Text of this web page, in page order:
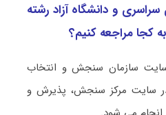
و دانشگاه آزاد رشته
کجا مراجعه کنیم؟
سازمان سنجش و انتخاب
در سایت مرکز سنجش، پذیرش و